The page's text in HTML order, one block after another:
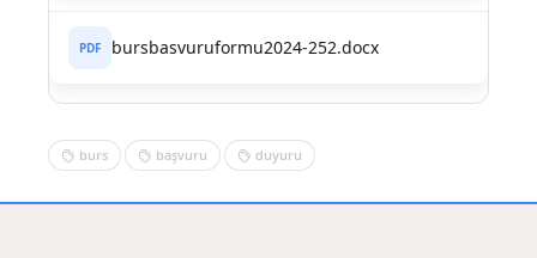
bursbasvuruformu2024-252.docx
burs başvuru duyuru